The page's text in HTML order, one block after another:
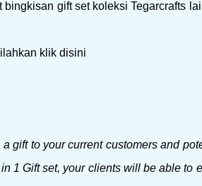
gift set koleksi Tegarcrafts
klik disini
gift to your current customers and
1 Gift set, your clients will be able to